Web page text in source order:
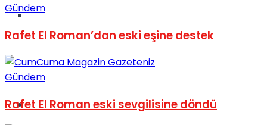
Türkiye
Müzik
View All Result
Gündem
Rafet El Roman’dan eski eşine destek
Gündem
Rafet El Roman eski sevgilisine döndü